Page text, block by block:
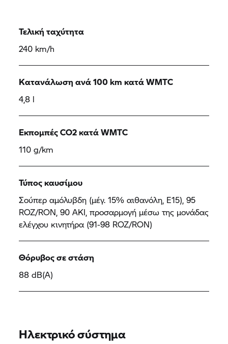
Τελική ταχύτητα
240 km/h
Κατανάλωση ανά 100 km κατά WMTC
4,8 l
Εκπομπές CO2 κατά WMTC
110 g/km
Τύπος καυσίμου
Σούπερ αμόλυβδη (μέγ. 15% αιθανόλη, E15), 95
ROZ/RON, 90 AKI, προσαρμογή μέσω της μονάδας
ελέγχου κινητήρα (91-98 ROZ/RON)
Θόρυβος σε στάση
88 dB(A)
Ηλεκτρικό σύστημα